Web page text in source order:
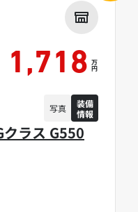
ラス G550
1,718 万
円
写真
装備
情報